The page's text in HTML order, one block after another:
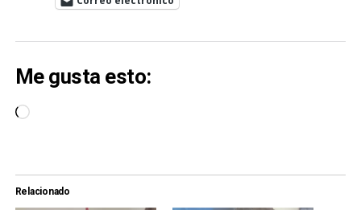
Me gusta esto:
Cargando...
Relacionado